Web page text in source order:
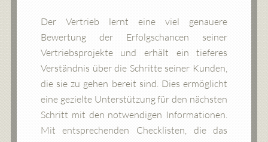
Der Vertrieb lernt eine viel genauere
Bewertung der Erfolgschancen seiner
Vertriebsprojekte und erhält ein tieferes
Verständnis über die Schritte seiner Kunden,
die sie zu gehen bereit sind. Dies ermöglicht
eine gezielte Unterstützung für den nächsten
Schritt mit den notwendigen Informationen.
Mit entsprechenden Checklisten, die das